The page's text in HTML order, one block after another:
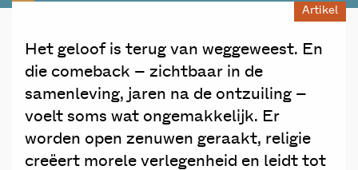
Artikel
Het geloof is terug van weggeweest. En
die comeback – zichtbaar in de
samenleving, jaren na de ontzuiling –
voelt soms wat ongemakkelijk. Er
worden open zenuwen geraakt, religie
creëert morele verlegenheid en leidt tot